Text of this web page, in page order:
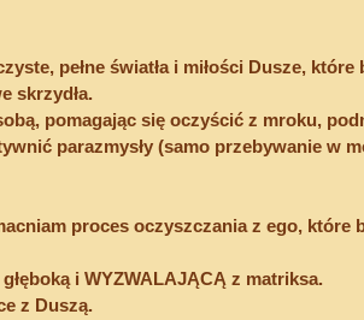
pełne światła i miłości Dusze, które
skrzydła.
pomagając się oczyścić z mroku,
parazmysły (samo przebywanie w
proces oczyszczania z ego, które
i WYZWALAJĄCĄ z matriksa.
z Duszą.